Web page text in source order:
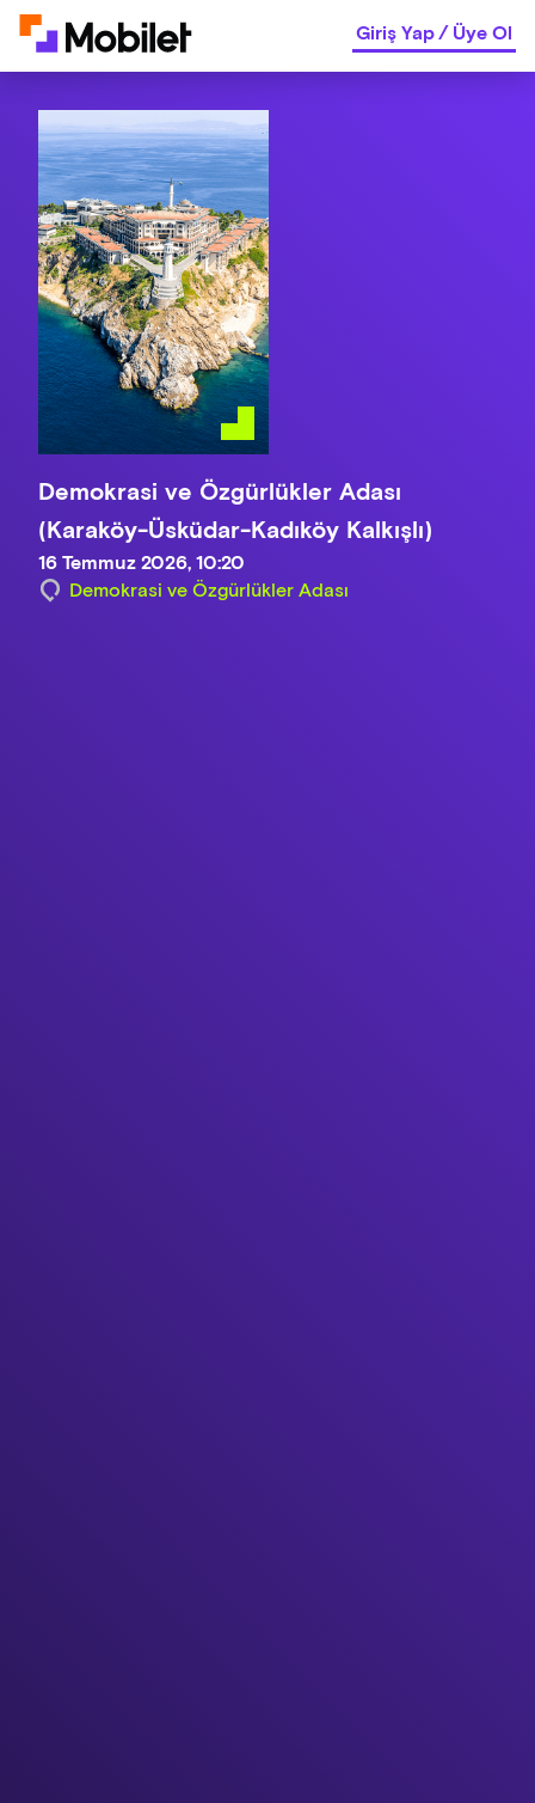
Giriş Yap/Üye Ol
Demokrasi ve Özgürlükler Adası
(Karaköy-Üsküdar-Kadıköy Kalkışlı)
16 Temmuz 2026, 10:20
Demokrasi ve Özgürlükler Adası